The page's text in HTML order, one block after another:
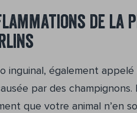
de la
inguinal, également
par des
que votre animal n’en